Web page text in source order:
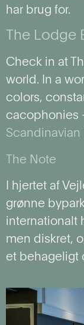
har brug for.
The Lodge
Check in at
world. In a
colors,
cacophonies
The Note
I hjertet af
grønne
internationalt
men diskret,
et behageligt